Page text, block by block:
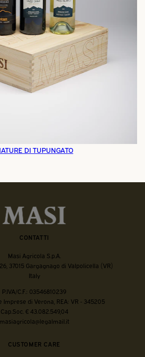
DI TUPUNGATO
CONTATTI
Masi Agricola S.p.A.
37015 Gargagnago di Valpolicella (VR)
Italy
P.IVA/C.F.: 03546810239
Imprese di Verona, REA: VR - 345205
Cap.Soc. € 43.082.549,04
masiagricola@legalmail.it
CUSTOMER CARE